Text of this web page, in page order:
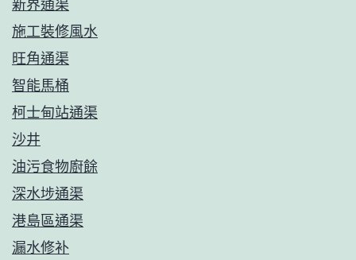
新界通渠
施工裝修風水
旺角通渠
智能馬桶
柯士甸站通渠
沙井
油污食物廚餘
深水埗通渠
港島區通渠
漏水修补